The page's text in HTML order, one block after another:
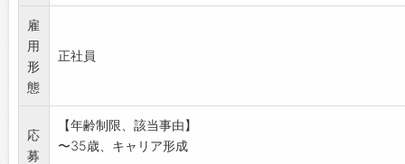
◎顧客先は主に法人です。
(入社後1ヶ月間は研修を兼ね、社員が同行します)
い。
【変更範囲:変更なし】
雇
用
形
態
正社員
応
募
【年齢制限、該当事由】
〜35歳、キャリア形成